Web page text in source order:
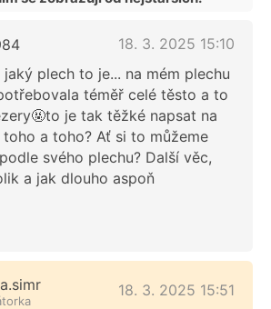
18. 3. 2025 15:10
plech to je... na mém plechu
téměř celé těsto a to
je tak těžké napsat na
a toho? Ať si to můžeme
svého plechu? Další věc,
a jak dlouho aspoň
18. 3. 2025 15:51